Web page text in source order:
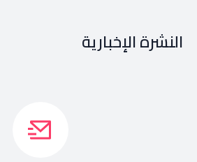
النشرة الإخبارية